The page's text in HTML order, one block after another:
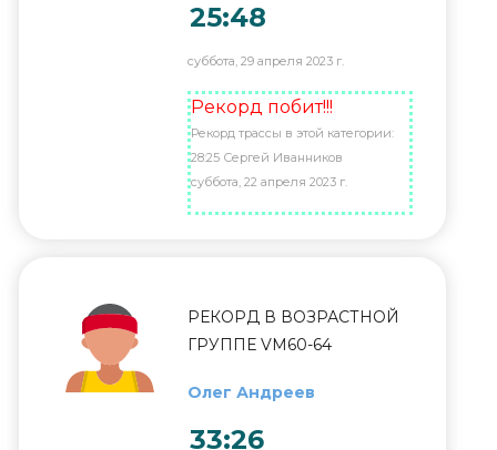
25:48
суббота, 29 апреля 2023 г.
Рекорд побит!!!
Рекорд трассы в этой категории:
28:25 Сергей Иванников
суббота, 22 апреля 2023 г.
РЕКОРД В ВОЗРАСТНОЙ
ГРУППЕ VM60-64
Олег Андреев
33:26